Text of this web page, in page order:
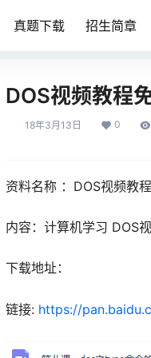
真题下载 招生简章
DOS视频教程
18年3月13日 0
资料名称 ：DOS视频教
内容：计算机学习 DOS
下载地址：
链接: https://